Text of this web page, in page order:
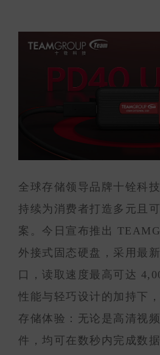
全球存储领导品牌十铨科
持续为消费者打造多元且
案。今日宣布推出
外接式固态硬盘，采用最
口，读取速度最高可达
性能与轻巧设计的加持下
存储体验：无论是高清视
件，均可在数秒内完成数